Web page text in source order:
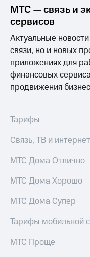
МТС — связь и
сервисов
Актуальные
связи, но и новых
приложениях для
финансовых
продвижения
Тарифы
Связь, ТВ и интернет
МТС Дома Отлично
МТС Дома Хорошо
МТС Дома Супер
Тарифы мобильной
МТС Проще